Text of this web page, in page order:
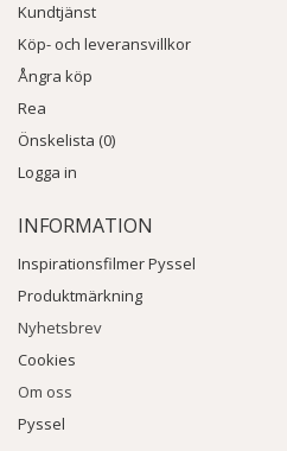
Kundtjänst
Köp- och leveransvillkor
Ångra köp
Rea
Önskelista (0)
Logga in
INFORMATION
Inspirationsfilmer Pyssel
Produktmärkning
Nyhetsbrev
Cookies
Om oss
Pyssel